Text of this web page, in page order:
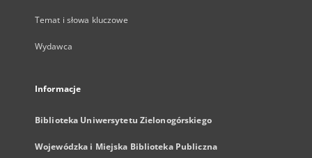
Temat i słowa kluczowe
Wydawca
Informacje
Biblioteka Uniwersytetu Zielonogórskiego
Wojewódzka i Miejska Biblioteka Publiczna